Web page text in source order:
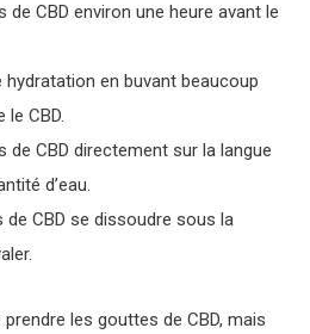
de CBD environ une heure avant le
en buvant beaucoup
le CBD.
de CBD directement sur la langue
d’eau.
CBD se dissoudre sous la
prendre les gouttes de CBD, mais